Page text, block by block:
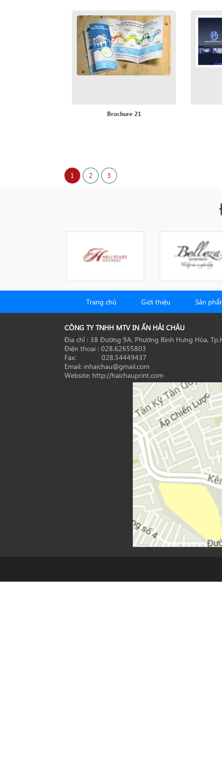
Brochure 21
1 2 3
Trang chủ Giới thiệu Sản
CÔNG TY TNHH MTV IN ẤN HẢI CHÂU
Địa chỉ : 38 Đường 9A, Phường Bình Hưng Hòa,
Điện thoại : 028.62655803
Fax: 028.54449437
Email: inhaichau@gmail.com
Website: http://haichauprint.com